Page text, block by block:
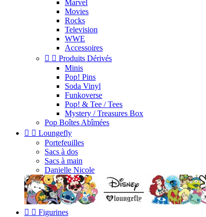
Marvel
Movies
Rocks
Television
WWE
Accessoires
  Produits Dérivés
Minis
Pop! Pins
Soda Vinyl
Funkoverse
Pop! & Tee / Tees
Mystery / Treasures Box
Pop Boîtes Abîmées
  Loungefly
Portefeuilles
Sacs à dos
Sacs à main
Danielle Nicole
  Figurines